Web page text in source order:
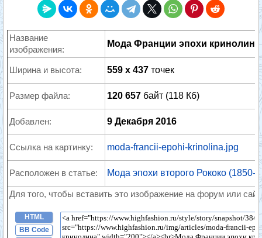
Название
изображения:
Мода Франции эпохи кринолина
Ширина и высота: 559 x 437 точек
Размер файла: 120 657 байт (118 Кб)
Добавлен: 9 Декабря 2016
Ссылка на картинку: moda-francii-epohi-krinolina.jpg
Расположен в статье: Мода эпохи второго Рококо (1850-
Для того, чтобы вставить это изображение на форум или
HTML
BB Code